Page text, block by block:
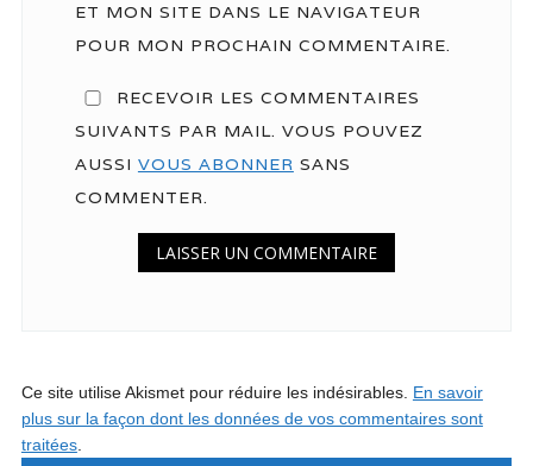
ET MON SITE DANS LE NAVIGATEUR
POUR MON PROCHAIN COMMENTAIRE.
RECEVOIR LES COMMENTAIRES
SUIVANTS PAR MAIL. VOUS POUVEZ
AUSSI VOUS ABONNER SANS
COMMENTER.
Ce site utilise Akismet pour réduire les indésirables. En savoir
plus sur la façon dont les données de vos commentaires sont
traitées.